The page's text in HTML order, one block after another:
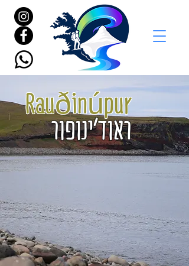
Rauðinúpur
ראוד'ינופור